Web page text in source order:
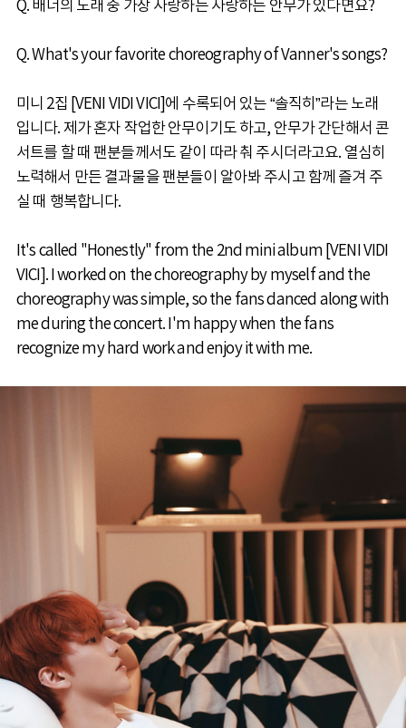
Q. 배너의 노래 중 가장 사랑하는 사랑하는 안무가 있다면요?
Q. What's your favorite choreography of Vanner's songs?
미니 2집 [VENI VIDI VICI]에 수록되어 있는 “솔직히”라는 노래
입니다. 제가 혼자 작업한 안무이기도 하고, 안무가 간단해서 콘
서트를 할 때 팬분들께서도 같이 따라 춰 주시더라고요. 열심히
노력해서 만든 결과물을 팬분들이 알아봐 주시고 함께 즐겨 주
실 때 행복합니다.
It's called "Honestly" from the 2nd mini album [VENI VIDI
VICI]. I worked on the choreography by myself and the
choreography was simple, so the fans danced along with
me during the concert. I'm happy when the fans
recognize my hard work and enjoy it with me.